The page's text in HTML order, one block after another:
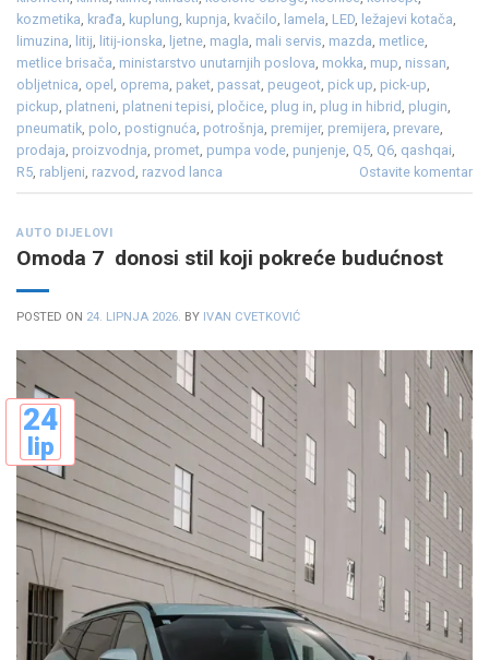
kozmetika, krađa, kuplung, kupnja, kvačilo, lamela, LED, ležajevi kotača,
limuzina, litij, litij-ionska, ljetne, magla, mali servis, mazda, metlice,
metlice brisača, ministarstvo unutarnjih poslova, mokka, mup, nissan,
obljetnica, opel , oprema, paket, passat, peugeot, pick up, pick-up,
pickup, platneni, platneni tepisi, pločice, plug in, plug in hibrid, plugin,
pneumatik, polo, postignuća, potrošnja, premijer, premijera, prevare,
prodaja, proizvodnja, promet, pumpa vode, punjenje, Q5, Q6, qashqai,
R5, rabljeni, razvod, razvod lanca Ostavite komentar
AUTO DIJELOVI
Omoda 7 donosi stil koji pokreće budućnost
POSTED ON 24. LIPNJA 2026. BY IVAN CVETKOVIĆ
24
lip